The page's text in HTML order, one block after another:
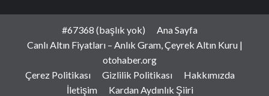
#67368 (başlık yok)
Ana Sayfa
Canlı Altın Fiyatları – Anlık Gram, Çeyrek Altın Kuru |
otohaber.org
Çerez Politikası
Gizlilik Politikası
Hakkımızda
İletişim
Kardan Aydınlık Şiiri